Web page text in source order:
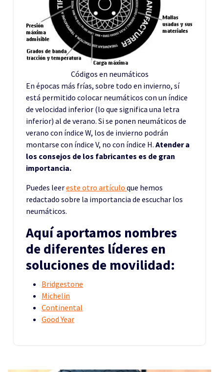
Códigos en neumáticos
En épocas más frías, sobre todo en invierno, sí
está permitido colocar neumáticos con un índice
de velocidad inferior (lo que significa una letra
inferior) al de verano. Si se ponen neumáticos de
verano con índice W, los de invierno podrán
montarse con índice V, no con índice H. Atender a
los consejos de los fabricantes es de gran
importancia.
Puedes leereste otro artículo que hemos
redactado sobre la importancia de escuchar los
neumáticos.
Aquí aportamos nombres
de diferentes líderes en
soluciones de movilidad:
Bridgestone
Michelin
Continental
Good Year